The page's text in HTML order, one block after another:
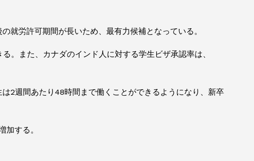
就労許可期間が長いため、最有力候補となっている。
。また、カナダのインド人に対する学生ビザ承認率は、
2週間あたり48時間まで働くことができるようになり、新卒
する。